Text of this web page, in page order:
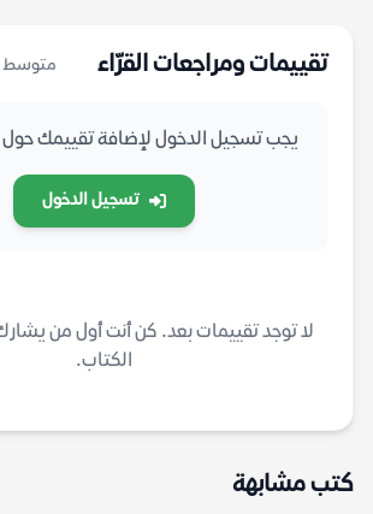
تقييمات ومراجعات القرّاء متوسط
يجب تسجيل الدخول لإضافة تقييمك حول
تسجيل الدخول
لا توجد تقييمات بعد. كن أنت أول من
الكتاب.
كتب مشابهة